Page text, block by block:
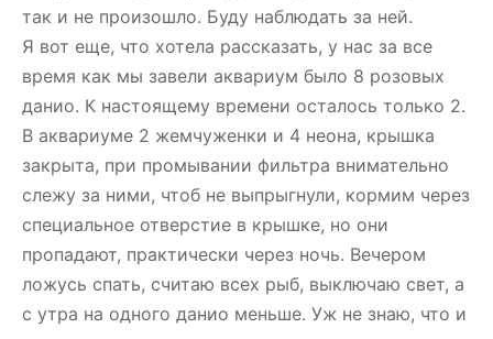
так и не произошло. Буду наблюдать за ней.
Я вот еще, что хотела рассказать, у нас за все
время как мы завели аквариум было 8 розовых
данио. К настоящему времени осталось только 2.
В аквариуме 2 жемчуженки и 4 неона, крышка
закрыта, при промывании фильтра внимательно
слежу за ними, чтоб не выпрыгнули, кормим через
специальное отверстие в крышке, но они
пропадают, практически через ночь. Вечером
ложусь спать, считаю всех рыб, выключаю свет, а
с утра на одного данио меньше. Уж не знаю, что и